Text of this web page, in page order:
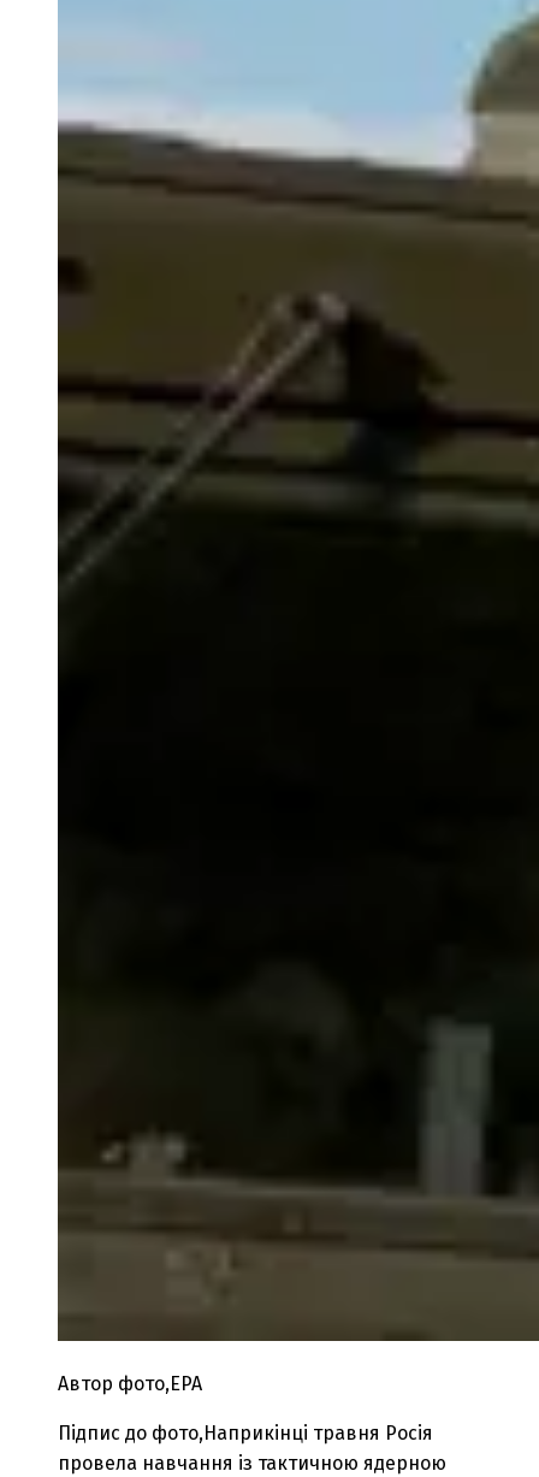
Автор фото,EPA
Підпис до фото,Наприкінці травня Росія
провела навчання із тактичною ядерною